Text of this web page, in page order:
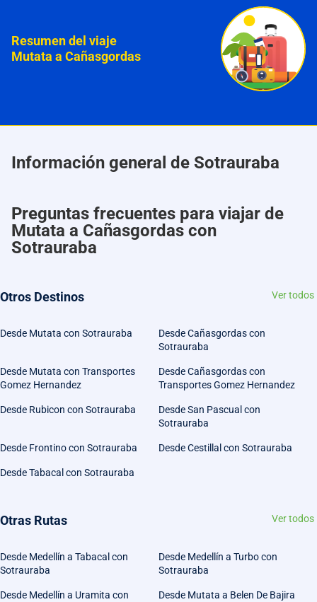
Resumen del viaje
Mutata a Cañasgordas
Información general de Sotrauraba
Preguntas frecuentes para viajar de
Mutata a Cañasgordas con
Sotrauraba
Otros Destinos Ver todos
Desde Mutata con Sotrauraba
Desde Cañasgordas con
Sotrauraba
Desde Mutata con Transportes
Gomez Hernandez
Desde Cañasgordas con
Transportes Gomez Hernandez
Desde Rubicon con Sotrauraba
Desde San Pascual con
Sotrauraba
Desde Frontino con Sotrauraba Desde Cestillal con Sotrauraba
Desde Tabacal con Sotrauraba
Otras Rutas Ver todos
Desde Medellín a Tabacal con
Sotrauraba
Desde Medellín a Turbo con
Sotrauraba
Desde Medellín a Uramita con
Desde Mutata a Belen De Bajira